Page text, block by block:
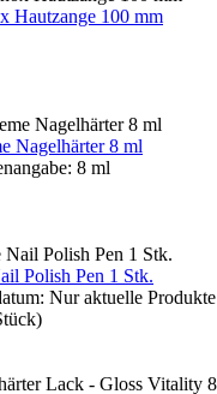
Hautzange 100 mm
Nagelhärter 8 ml
8 ml
Polish Pen 1 Stk.
Nur aktuelle Produkte